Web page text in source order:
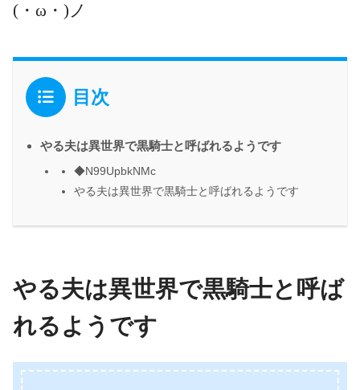
(・ω・)ノ
目次
やる夫は異世界で黒騎士と呼ばれるようです
◆N99UpbkNMc
やる夫は異世界で黒騎士と呼ばれるようです
やる夫は異世界で黒騎士と呼ば
れるようです